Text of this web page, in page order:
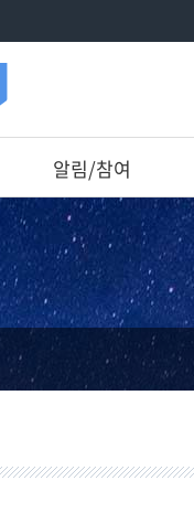
알림/참여